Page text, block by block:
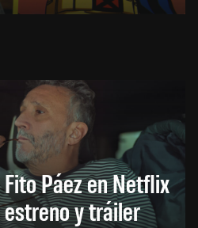
Páez en Netflix
y tráiler